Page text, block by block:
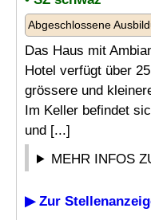
Abgeschlossene
Das Haus mit
Hotel verfügt über
grössere und
Im Keller befindet
und [...]
MEHR INFOS
▶ Zur